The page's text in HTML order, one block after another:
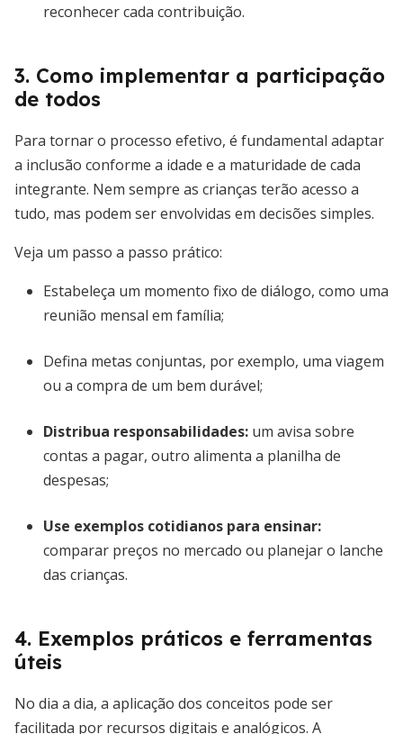
reconhecer cada contribuição.
3. Como implementar a participação
de todos
Para tornar o processo efetivo, é fundamental adaptar
a inclusão conforme a idade e a maturidade de cada
integrante. Nem sempre as crianças terão acesso a
tudo, mas podem ser envolvidas em decisões simples.
Veja um passo a passo prático:
Estabeleça um momento fixo de diálogo, como uma
reunião mensal em família;
Defina metas conjuntas, por exemplo, uma viagem
ou a compra de um bem durável;
Distribua responsabilidades: um avisa sobre
contas a pagar, outro alimenta a planilha de
despesas;
Use exemplos cotidianos para ensinar:
comparar preços no mercado ou planejar o lanche
das crianças.
4. Exemplos práticos e ferramentas
úteis
No dia a dia, a aplicação dos conceitos pode ser
facilitada por recursos digitais e analógicos. A